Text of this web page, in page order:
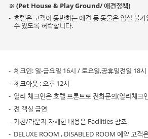
※ (Pet House & Play Ground/ 애견정책)
호텔은 고객이 동반하는 애견 등 동물은 입실 불
수 있도록 허락합니다.
체크인: 일-금요일 16시 / 토요일,공휴일전일 18시
체크아웃 : 오후 12시
얼리 체크인은 호텔 프론트로 전화문의(얼리체크
전 객실 금연
키친/라운지 자세한 내용은 Facilities 참조
DELUXE ROOM , DISABLED ROOM 예약 고객